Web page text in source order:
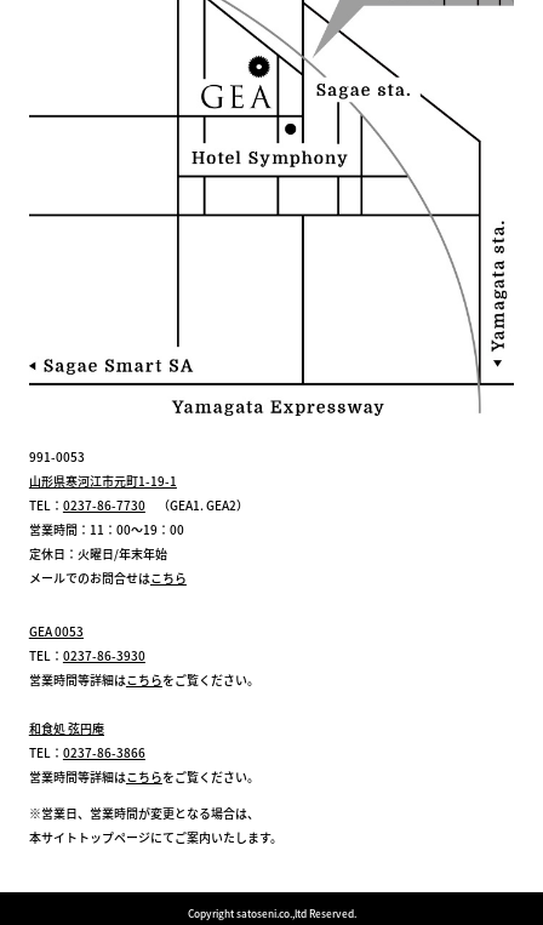
991-0053
山形県寒河江市元町1-19-1
TEL： 0237-86-7730（GEA1. GEA2）
営業時間：11：00～19：00
定休日：火曜日/年末年始
メールでのお問合せはこちら
GEA 0053
TEL： 0237-86-3930
営業時間等詳細はこちらをご覧ください。
和食処 弦円庵
TEL： 0237-86-3866
営業時間等詳細はこちらをご覧ください。
※営業日、営業時間が変更となる場合は、
本サイトトップページにてご案内いたします。
Copyright satoseni.co.,ltd Reserved.